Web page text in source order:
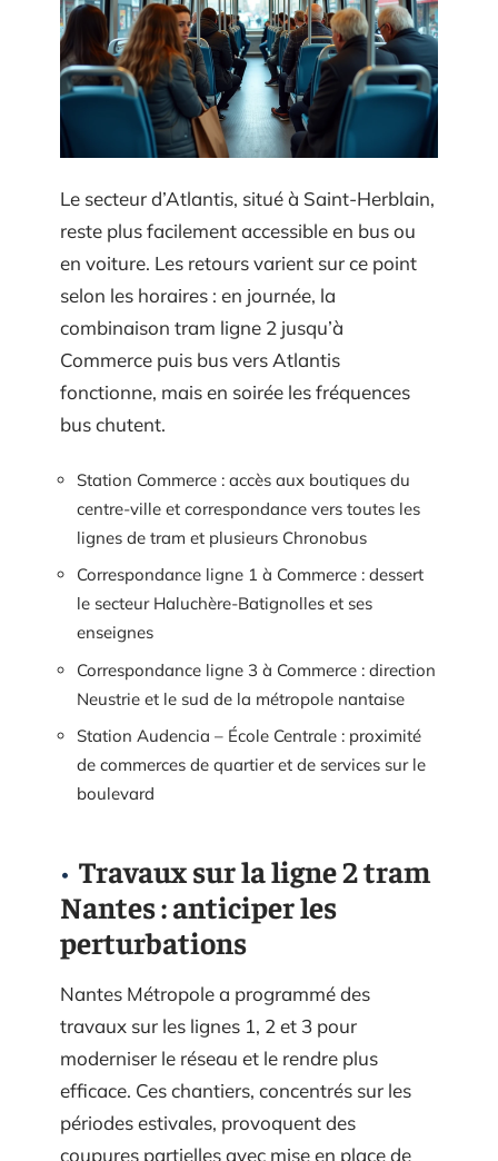
Le secteur d’Atlantis, situé à Saint-Herblain,
reste plus facilement accessible en bus ou
en voiture. Les retours varient sur ce point
selon les horaires : en journée, la
combinaison tram ligne 2 jusqu’à
Commerce puis bus vers Atlantis
fonctionne, mais en soirée les fréquences
bus chutent.
Station Commerce : accès aux boutiques du
centre-ville et correspondance vers toutes les
lignes de tram et plusieurs Chronobus
Correspondance ligne 1 à Commerce : dessert
le secteur Haluchère-Batignolles et ses
enseignes
Correspondance ligne 3 à Commerce : direction
Neustrie et le sud de la métropole nantaise
Station Audencia – École Centrale : proximité
de commerces de quartier et de services sur le
boulevard
Travaux sur la ligne 2 tram
Nantes : anticiper les
perturbations
Nantes Métropole a programmé des
travaux sur les lignes 1, 2 et 3 pour
moderniser le réseau et le rendre plus
efficace. Ces chantiers, concentrés sur les
périodes estivales, provoquent des
coupures partielles avec mise en place de